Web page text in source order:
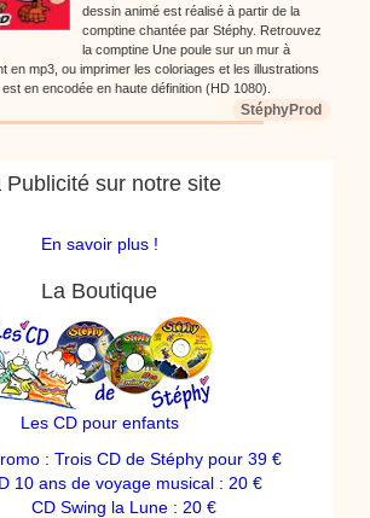
dessin animé est réalisé à partir de la
comptine chantée par Stéphy. Retrouvez
la comptine Une poule sur un mur à
en mp3, ou imprimer les coloriages et les illustrations
en encodée en haute définition (HD 1080).
StéphyProd
Publicité sur notre site
En savoir plus !
La Boutique
Les CD pour enfants
: Trois CD de Stéphy pour 39 €
10 ans de voyage musical : 20 €
CD Swing la Lune : 20 €